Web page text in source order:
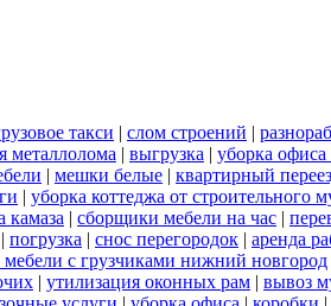
такси | слом строений |
металлолома | выгрузка | уборка офиса
| мешки белые | квартирный
| уборка коттеджа от строительного
камаза | сборщики мебели на час |
| погрузка | снос перегородок | аренда
мебели с грузчиками нижний новгород
| утилизация оконных рам | вывоз